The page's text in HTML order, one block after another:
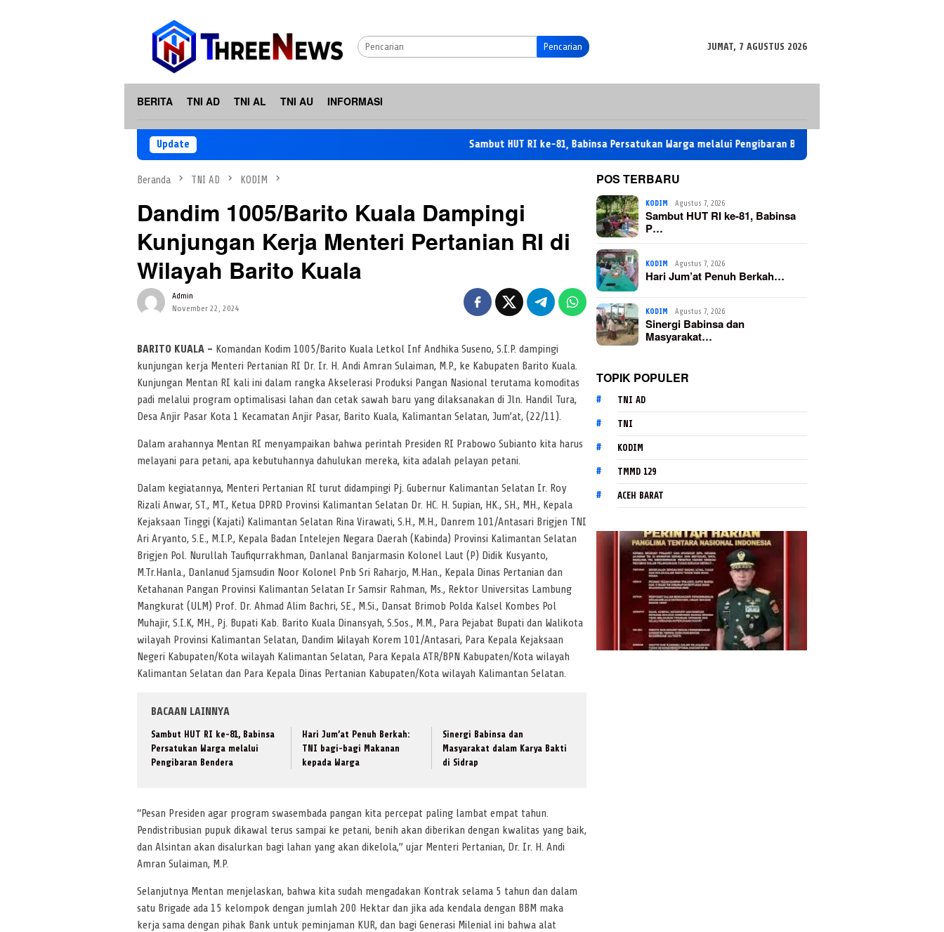
Pencarian
JUMAT, 7 AGUSTUS 2026
BERITA TNI AD TNI AL TNI AU INFORMASI
Update Sambut HUT RI ke-81, Babinsa Persatukan Warga melalui Pengibaran Bendera
Beranda TNI AD KODIM
Dandim 1005/Barito Kuala Dampingi
Kunjungan Kerja Menteri Pertanian RI di
Wilayah Barito Kuala
Admin
November 22, 2024
BARITO KUALA – Komandan Kodim 1005/Barito Kuala Letkol Inf Andhika Suseno, S.I.P. dampingi
kunjungan kerja Menteri Pertanian RI Dr. Ir. H. Andi Amran Sulaiman, M.P., ke Kabupaten Barito Kuala.
Kunjungan Mentan RI kali ini dalam rangka Akselerasi Produksi Pangan Nasional terutama komoditas
padi melalui program optimalisasi lahan dan cetak sawah baru yang dilaksanakan di Jln. Handil Tura,
Desa Anjir Pasar Kota 1 Kecamatan Anjir Pasar, Barito Kuala, Kalimantan Selatan, Jum’at, (22/11).
Dalam arahannya Mentan RI menyampaikan bahwa perintah Presiden RI Prabowo Subianto kita harus
melayani para petani, apa kebutuhannya dahulukan mereka, kita adalah pelayan petani.
Dalam kegiatannya, Menteri Pertanian RI turut didampingi Pj. Gubernur Kalimantan Selatan Ir. Roy
Rizali Anwar, ST., MT., Ketua DPRD Provinsi Kalimantan Selatan Dr. HC. H. Supian, HK., SH., MH., Kepala
Kejaksaan Tinggi (Kajati) Kalimantan Selatan Rina Virawati, S.H., M.H., Danrem 101/Antasari Brigjen TNI
Ari Aryanto, S.E., M.I.P., Kepala Badan Intelejen Negara Daerah (Kabinda) Provinsi Kalimantan Selatan
Brigjen Pol. Nurullah Taufiqurrakhman, Danlanal Banjarmasin Kolonel Laut (P) Didik Kusyanto,
M.Tr.Hanla., Danlanud Sjamsudin Noor Kolonel Pnb Sri Raharjo, M.Han., Kepala Dinas Pertanian dan
Ketahanan Pangan Provinsi Kalimantan Selatan Ir Samsir Rahman, Ms., Rektor Universitas Lambung
Mangkurat (ULM) Prof. Dr. Ahmad Alim Bachri, SE., M.Si., Dansat Brimob Polda Kalsel Kombes Pol
Muhajir, S.I.K, MH., Pj. Bupati Kab. Barito Kuala Dinansyah, S.Sos., M.M., Para Pejabat Bupati dan Walikota
wilayah Provinsi Kalimantan Selatan, Dandim Wilayah Korem 101/Antasari, Para Kepala Kejaksaan
Negeri Kabupaten/Kota wilayah Kalimantan Selatan, Para Kepala ATR/BPN Kabupaten/Kota wilayah
Kalimantan Selatan dan Para Kepala Dinas Pertanian Kabupaten/Kota wilayah Kalimantan Selatan.
BACAAN LAINNYA
Sambut HUT RI ke-81, Babinsa
Persatukan Warga melalui
Pengibaran Bendera
Hari Jum’at Penuh Berkah:
TNI bagi-bagi Makanan
kepada Warga
Sinergi Babinsa dan
Masyarakat dalam Karya Bakti
di Sidrap
“Pesan Presiden agar program swasembada pangan kita percepat paling lambat empat tahun.
Pendistribusian pupuk dikawal terus sampai ke petani, benih akan diberikan dengan kwalitas yang baik,
dan Alsintan akan disalurkan bagi lahan yang akan dikelola,” ujar Menteri Pertanian, Dr. Ir. H. Andi
Amran Sulaiman, M.P.
Selanjutnya Mentan menjelaskan, bahwa kita sudah mengadakan Kontrak selama 5 tahun dan dalam
satu Brigade ada 15 kelompok dengan jumlah 200 Hektar dan jika ada kendala dengan BBM maka
kerja sama dengan pihak Bank untuk peminjaman KUR, dan bagi Generasi Milenial ini bahwa alat
POS TERBARU
KODIM Agustus 7, 2026
Sambut HUT RI ke-81, Babinsa
P…
KODIM Agustus 7, 2026
Hari Jum’at Penuh Berkah…
KODIM Agustus 7, 2026
Sinergi Babinsa dan
Masyarakat…
TOPIK POPULER
TNI AD
TNI
KODIM
TMMD 129
ACEH BARAT